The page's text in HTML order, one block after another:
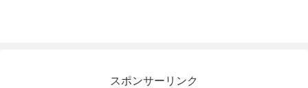
スポンサーリンク